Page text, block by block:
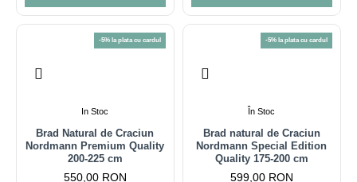
-5% la plata cu cardul
In Stoc
Brad Natural de Craciun
Nordmann Premium Quality
200-225 cm
550,00 RON
-5% la plata cu cardul
În Stoc
Brad natural de Craciun
Nordmann Special Edition
Quality 175-200 cm
599,00 RON